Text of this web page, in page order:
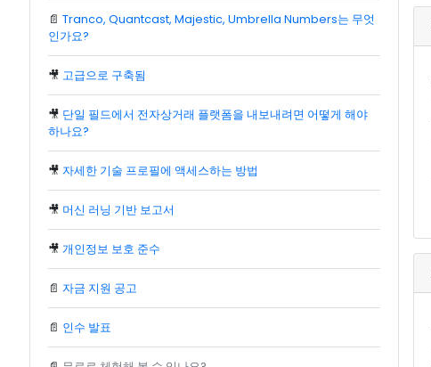
📄 Tranco, Quantcast, Majestic, Umbrella Numbers는 무엇
인가요?
🎥 고급으로 구축됨
🎥 단일 필드에서 전자상거래 플랫폼을 내보내려면 어떻게 해야
하나요?
🎥 자세한 기술 프로필에 액세스하는 방법
🎥 머신 러닝 기반 보고서
🎥 개인정보 보호 준수
📄 자금 지원 공고
📄 인수 발표